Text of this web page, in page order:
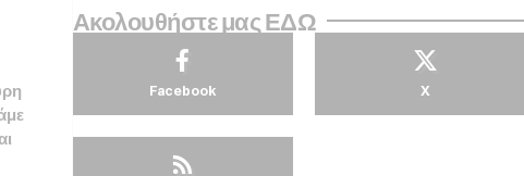
Ακολουθήστε μας ΕΔΩ
Facebook X